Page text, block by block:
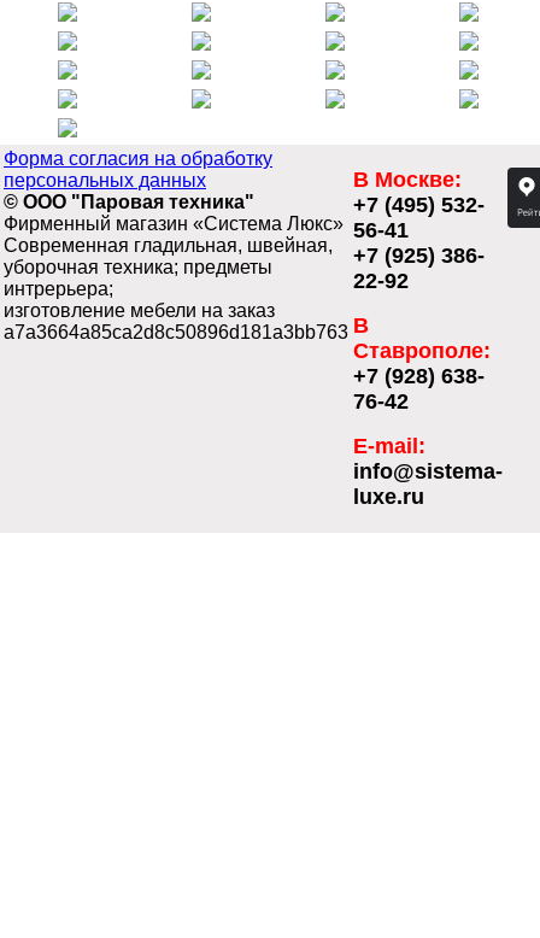
Форма согласия на обработку
персональных данных
© ООО "Паровая техника"
Фирменный магазин «Система Люкс»
Современная гладильная, швейная,
уборочная техника; предметы
интрерьера;
изготовление мебели на заказ
a7a3664a85ca2d8c50896d181a3bb763
В Москве:
+7 (495) 532-
56-41
+7 (925) 386-
22-92
В
Ставрополе:
+7 (928) 638-
76-42
E-mail:
info@sistema-
luxe.ru